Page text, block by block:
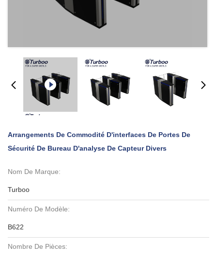
Arrangements De Commodité D'interfaces De Portes De
Sécurité De Bureau D'analyse De Capteur Divers
Nom De Marque:
Turboo
Numéro De Modèle:
B622
Nombre De Pièces: